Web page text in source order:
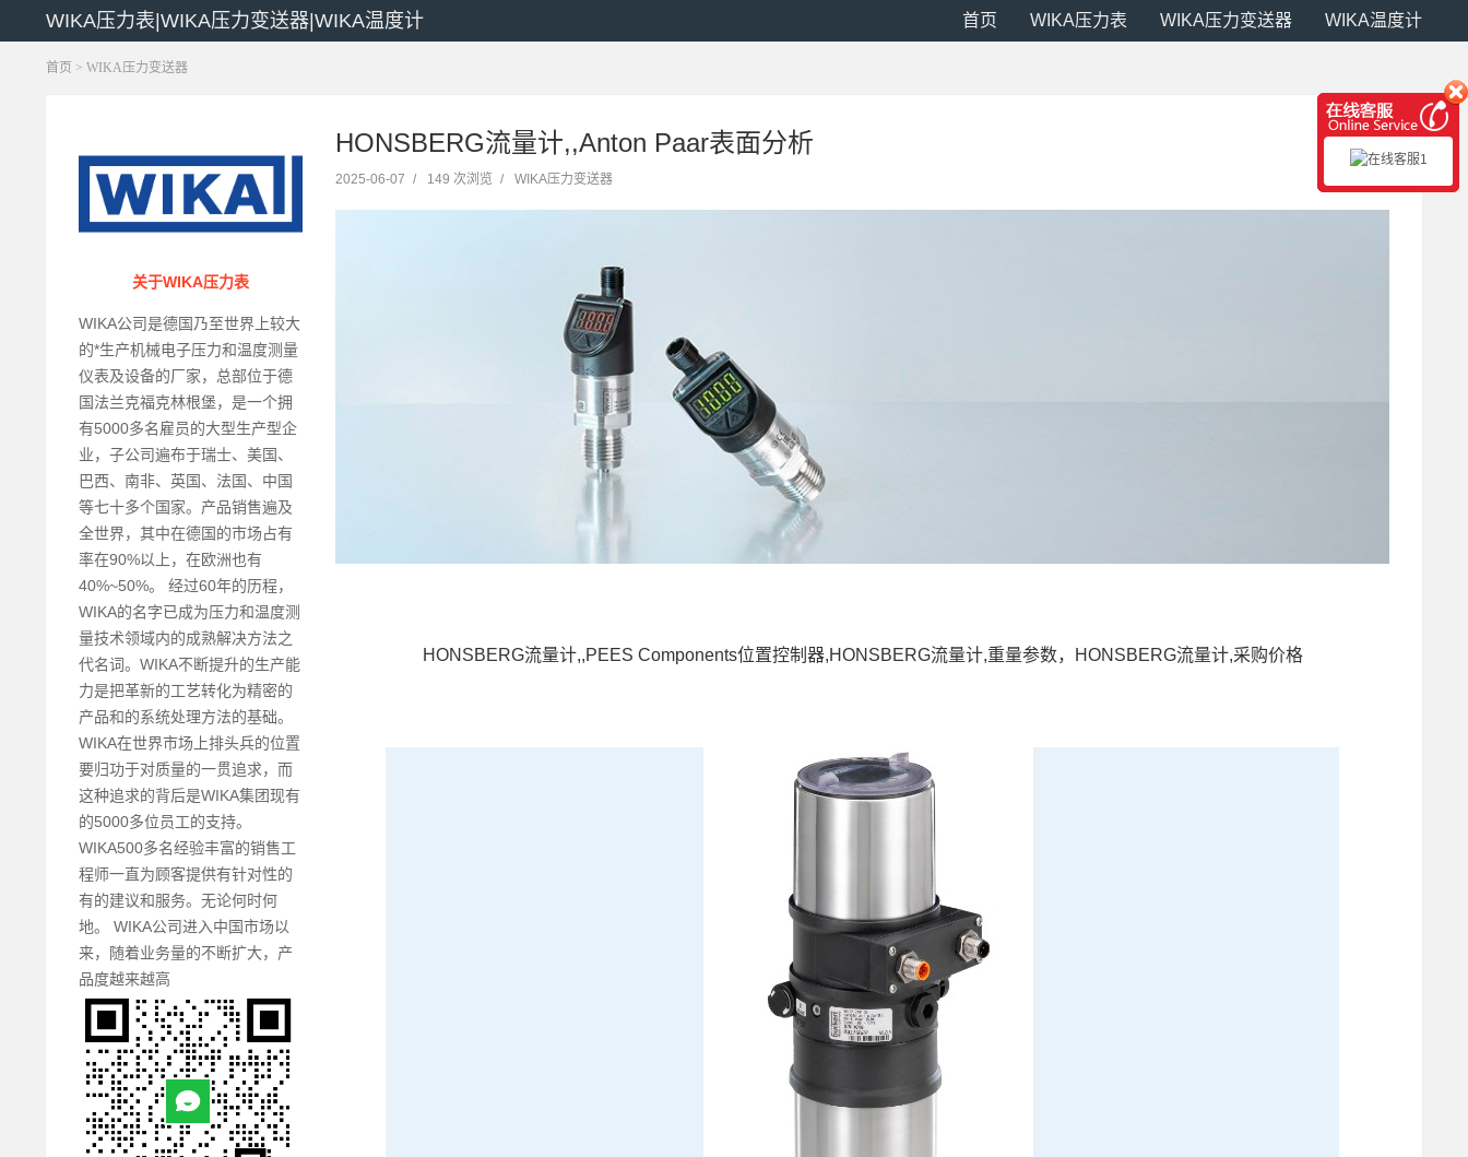
WIKA压力表|WIKA压力变送器|WIKA温度计 首页 WIKA压力表 WIKA压力变送器 WIKA温度计
首页 > WIKA压力变送器
关于WIKA压力表
WIKA公司是德国乃至世界上较大
的*生产机械电子压力和温度测量
仪表及设备的厂家，总部位于德
国法兰克福克林根堡，是一个拥
有5000多名雇员的大型生产型企
业，子公司遍布于瑞士、美国、
巴西、南非、英国、法国、中国
等七十多个国家。产品销售遍及
全世界，其中在德国的市场占有
率在90%以上，在欧洲也有
40%~50%。 经过60年的历程，
WIKA的名字已成为压力和温度测
量技术领域内的成熟解决方法之
代名词。WIKA不断提升的生产能
力是把革新的工艺转化为精密的
产品和的系统处理方法的基础。
WIKA在世界市场上排头兵的位置
要归功于对质量的一贯追求，而
这种追求的背后是WIKA集团现有
的5000多位员工的支持。
WIKA500多名经验丰富的销售工
程师一直为顾客提供有针对性的
有的建议和服务。无论何时何
地。 WIKA公司进入中国市场以
来，随着业务量的不断扩大，产
品度越来越高
HONSBERG流量计,,Anton Paar表面分析
2025-06-07 / 149 次浏览 / WIKA压力变送器
HONSBERG流量计,,PEES Components位置控制器,HONSBERG流量计,重量参数，HONSBERG流量计,采购价格